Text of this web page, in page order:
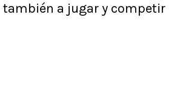
también a jugar y competir